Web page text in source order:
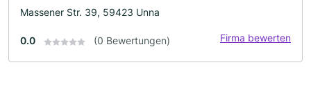
Massener Str. 39, 59423 Unna
0.0 (0 Bewertungen) Firma bewerten